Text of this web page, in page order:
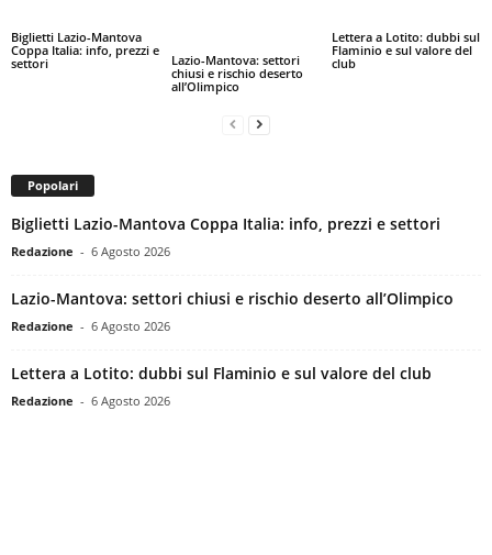
Biglietti Lazio-Mantova
Coppa Italia: info, prezzi e
settori
Lazio-Mantova: settori
chiusi e rischio deserto
all’Olimpico
Lettera a Lotito: dubbi sul
Flaminio e sul valore del
club
Popolari
Biglietti Lazio-Mantova Coppa Italia: info, prezzi e settori
Redazione - 6 Agosto 2026
Lazio-Mantova: settori chiusi e rischio deserto all’Olimpico
Redazione - 6 Agosto 2026
Lettera a Lotito: dubbi sul Flaminio e sul valore del club
Redazione - 6 Agosto 2026